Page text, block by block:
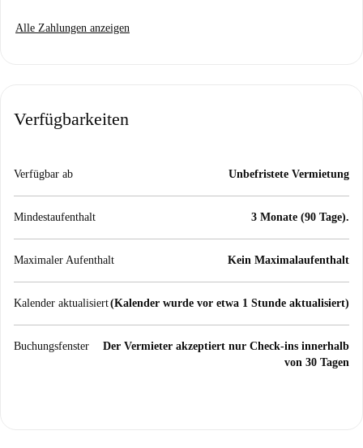
Alle Zahlungen anzeigen
Verfügbarkeiten
Verfügbar ab Unbefristete Vermietung
Mindestaufenthalt 3 Monate (90 Tage).
Maximaler Aufenthalt Kein Maximalaufenthalt
Kalender aktualisiert(Kalender wurde vor etwa 1 Stunde aktualisiert)
Buchungsfenster
Der Vermieter akzeptiert nur Check-ins innerhalb
von 30 Tagen